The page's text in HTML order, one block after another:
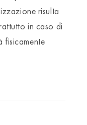
risulta
in caso di
fisicamente